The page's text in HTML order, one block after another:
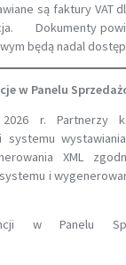
są faktury VAT
Dokumenty
będą nadal
w Panelu
r. Partnerzy
systemu
XML
i
w Panelu